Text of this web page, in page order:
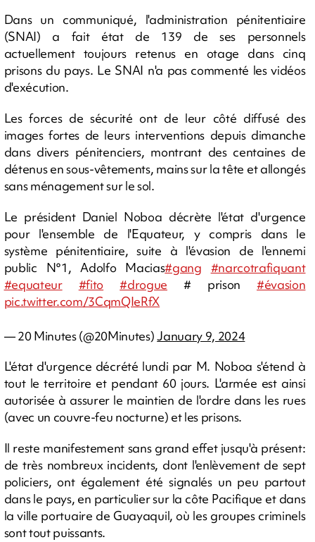
Dans un communiqué, l'administration pénitentiaire
(SNAI) a fait état de 139 de ses personnels
actuellement toujours retenus en otage dans cinq
prisons du pays. Le SNAI n'a pas commenté les vidéos
d'exécution.
Les forces de sécurité ont de leur côté diffusé des
images fortes de leurs interventions depuis dimanche
dans divers pénitenciers, montrant des centaines de
détenus en sous-vêtements, mains sur la tête et allongés
sans ménagement sur le sol.
Le président Daniel Noboa décrète l'état d'urgence
pour l'ensemble de l'Equateur, y compris dans le
système pénitentiaire, suite à l'évasion de l'ennemi
public N°1, Adolfo Macias#gang
#narcotrafiquant
#equateur
#fito #drogue # prison#évasion
pic.twitter.com/3CqmQIeRfX
— 20 Minutes (@20Minutes)January 9, 2024
L'état d'urgence décrété lundi par M. Noboa s'étend à
tout le territoire et pendant 60 jours. L'armée est ainsi
autorisée à assurer le maintien de l'ordre dans les rues
(avec un couvre-feu nocturne) et les prisons.
Il reste manifestement sans grand effet jusqu'à présent:
de très nombreux incidents, dont l'enlèvement de sept
policiers, ont également été signalés un peu partout
dans le pays, en particulier sur la côte Pacifique et dans
la ville portuaire de Guayaquil, où les groupes criminels
sont tout puissants.